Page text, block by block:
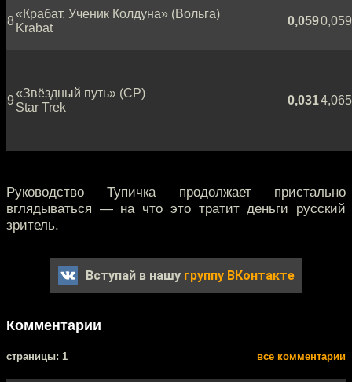
8
«Крабат. Ученик Колдуна» (Вольга)
Krabat
0,0590,059
9
«Звёздный путь» (CP)
Star Trek
0,0314,065
Руководство Тупичка продолжает пристально
вглядываться — на что это тратит деньги русский
зритель.
Вступай в нашу группу ВКонтакте
Комментарии
cтраницы: 1 все комментарии